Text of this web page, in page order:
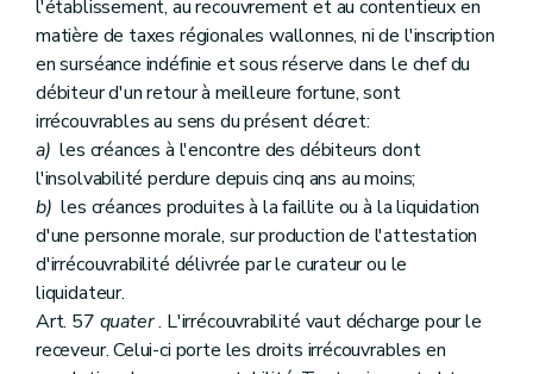
l'établissement, au recouvrement et au contentieux en
matière de taxes régionales wallonnes, ni de l'inscription
en surséance indéfinie et sous réserve dans le chef du
débiteur d'un retour à meilleure fortune, sont
irrécouvrables au sens du présent décret:
a) les créances à l'encontre des débiteurs dont
l'insolvabilité perdure depuis cinq ans au moins;
b) les créances produites à la faillite ou à la liquidation
d'une personne morale, sur production de l'attestation
d'irrécouvrabilité délivrée par le curateur ou le
liquidateur.
Art. 57 quater. L'irrécouvrabilité vaut décharge pour le
receveur. Celui-ci porte les droits irrécouvrables en